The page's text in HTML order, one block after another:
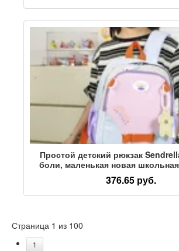
Простой детский рюкзак
боли, маленькая новая
детского сада, большой класс,
уменьшающий нагрузку
376.65 руб.
Страница 1 из 100
1